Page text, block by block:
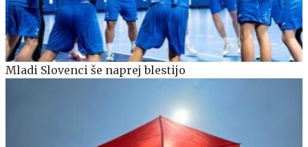
Mladi Slovenci še naprej blestijo